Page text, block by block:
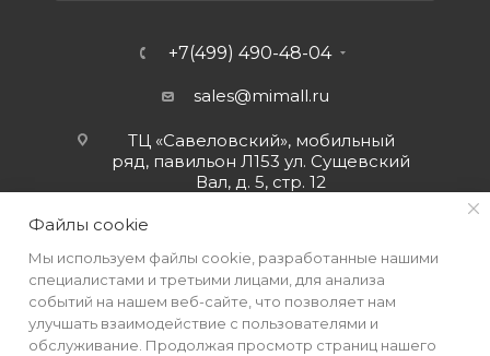
+7(499) 490-48-04
sales@mimall.ru
ТЦ «Савеловский», мобильный
ряд, павильон Л153 ул. Сущевский
Вал, д. 5, стр. 12
Файлы cookie
Мы используем файлы cookie, разработанные нашими
специалистами и третьими лицами, для анализа
событий на нашем веб-сайте, что позволяет нам
улучшать взаимодействие с пользователями и
обслуживание. Продолжая просмотр страниц нашего